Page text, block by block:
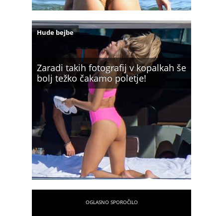
Zaradi takih fotografij v kopalkah še
bolj težko čakamo poletje!
Hude bejbe